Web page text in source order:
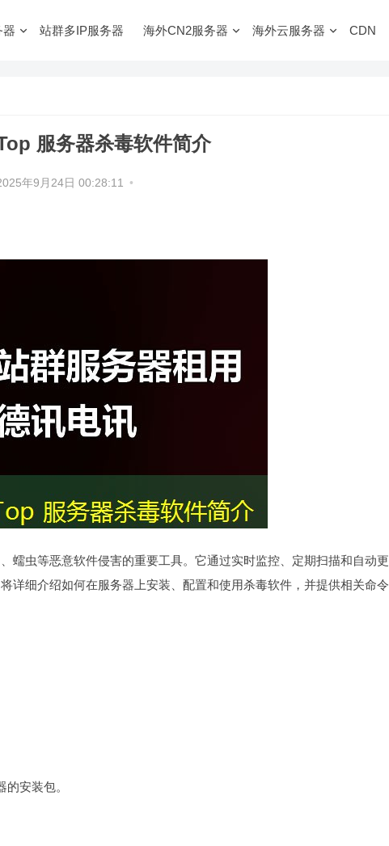
器 站群多IP服务器 海外CN2服务器 海外云服务器 CDN
服务器杀毒软件简介
年9月24日 00:28:11 •
蠕虫等恶意软件侵害的重要工具。它通过实时监控、定期扫描和自动更
详细介绍如何在服务器上安装、配置和使用杀毒软件，并提供相关命令
安装包。